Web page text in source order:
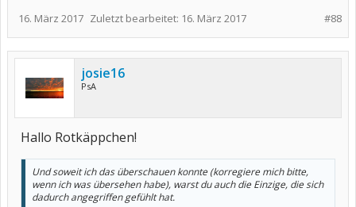
#88
16. März 2017 Zuletzt bearbeitet: 16. März 2017
josie16
PsA
Hallo Rotkäppchen!
Und soweit ich das überschauen konnte (korregiere mich bitte,
wenn ich was übersehen habe), warst du auch die Einzige, die sich
dadurch angegriffen gefühlt hat.